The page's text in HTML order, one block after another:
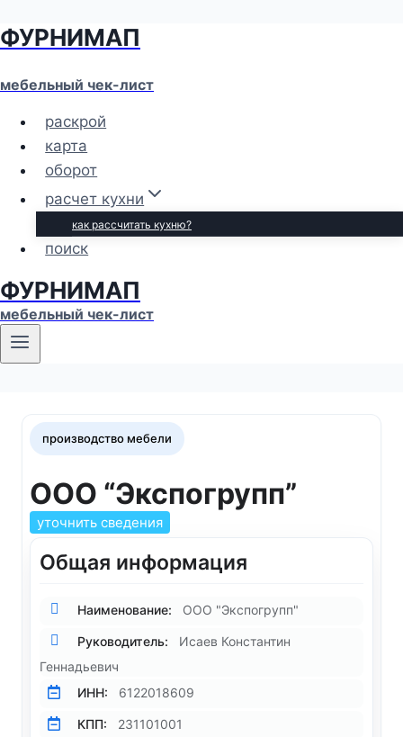
Перейти
содержимому
ФУРНИМАП
мебельный чек-лист
раскрой
карта
оборот
расчет кухни
как рассчитать кухню?
поиск
ФУРНИМАП
мебельный чек-лист
производство мебели
ООО “Экспогрупп”
уточнить сведения
Общая информация
Наименование: ООО "Экспогрупп"
Руководитель:
Исаев Константин
Геннадьевич
ИНН:
6122018609
КПП: 231101001